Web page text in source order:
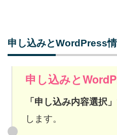
申し込みとWordPress
申し込みと
「申し込み内容選択」
します。